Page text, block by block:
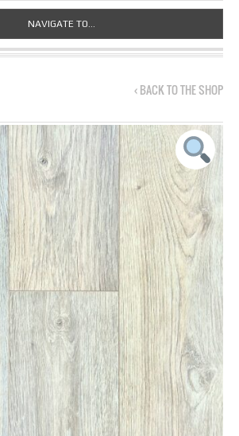
NAVIGATE TO...
‹ BACK TO THE SHOP